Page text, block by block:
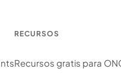
RECURSOS
Recursos gratis para